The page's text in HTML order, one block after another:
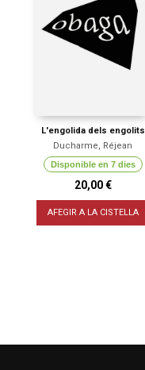
L'engolida dels engolits
Ducharme, Réjean
Disponible en 7 dies
20,00 €
AFEGIR A LA CISTELLA